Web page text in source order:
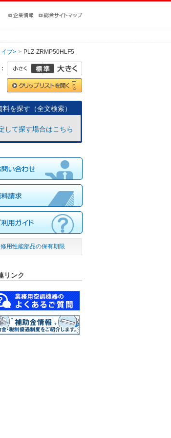
プ> PLZ-ZRMP50HLF5
料を探す（全文検索）
して探す場合はこちら
用性能部品の保有期限
リンク